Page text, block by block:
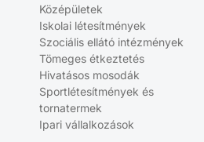
Középületek
Iskolai létesítmények
Szociális ellátó intézmények
Tömeges étkeztetés
Hivatásos mosodák
Sportlétesítmények és
tornatermek
Ipari vállalkozások